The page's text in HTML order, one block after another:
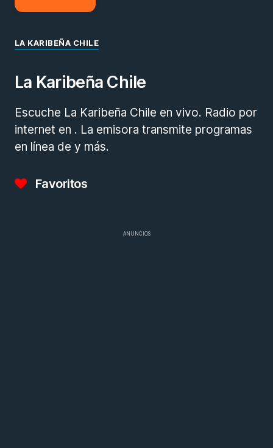
LA KARIBEÑA CHILE
La Karibeña Chile
Escuche La Karibeña Chile en vivo. Radio por
internet en . La emisora transmite programas
en línea de y más.
Favoritos
ANUNCIOS